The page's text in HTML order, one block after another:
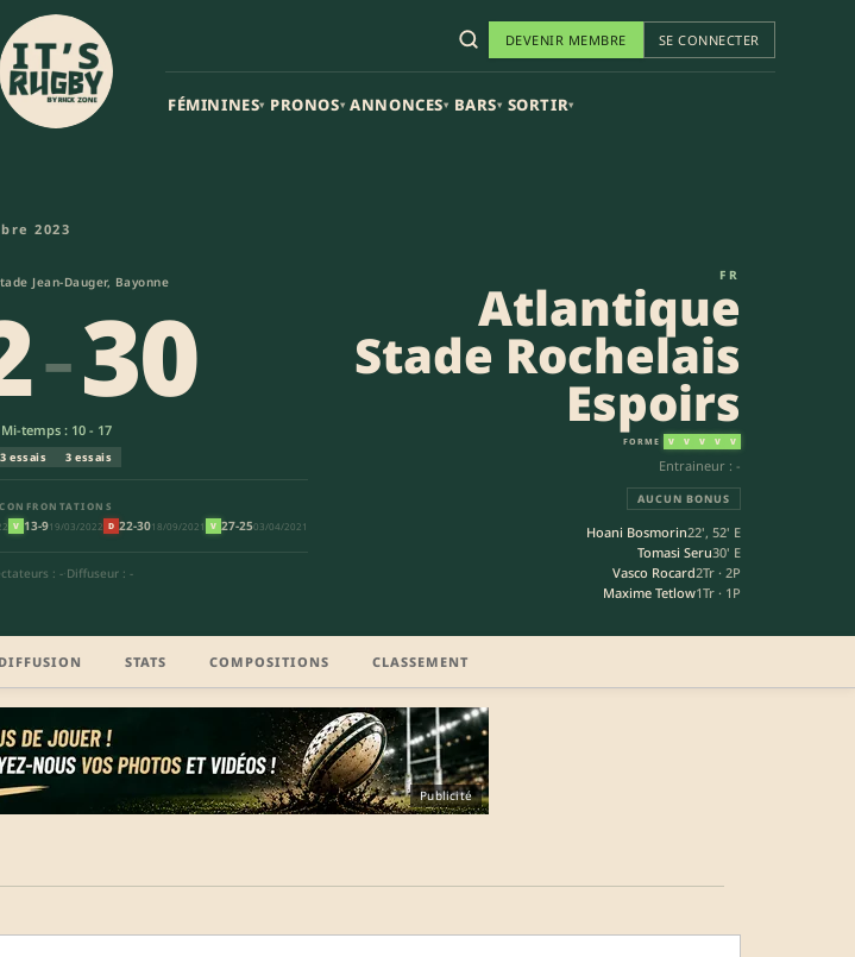
DEVENIR MEMBRE SE CONNECTER
FÉMININES▾ PRONOS▾ ANNONCES▾ BARS▾ SORTIR▾
Espoirs (22-30) | Espoirs
2023
Jean-Dauger, Bayonne
-30
Mi-temps : 10 - 17
3 essais 3 essais
CONFRONTATIONS
V 13-919/03/2022 D 22-3018/09/2021 V 27-2503/04/2021
: -·Diffuseur : -
FR
Atlantique
Stade Rochelais
Espoirs
FORME V V V V V
Entraineur : -
AUCUN BONUS
Hoani Bosmorin22', 52' E
Tomasi Seru30' E
Vasco Rocard2Tr · 2P
Maxime Tetlow1Tr · 1P
DIFFUSION STATS COMPOSITIONS CLASSEMENT
Publicité